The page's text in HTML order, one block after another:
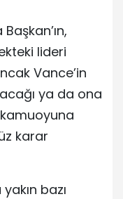
lideri
Vance’in
ya da ona
karar
bazı